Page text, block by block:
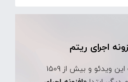
اجرای ریتم
برای دسترسی به این ویدئو و بیش از 1509